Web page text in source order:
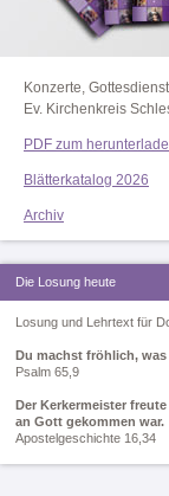
Konzerte,
Ev. Kirchenkreis
PDF zum
Blätterkatalog 2026
Archiv
Die Losung heute
Losung und Lehrtext für
Du machst fröhlich,
Psalm 65,9
Der Kerkermeister
an Gott gekommen war.
Apostelgeschichte 16,34